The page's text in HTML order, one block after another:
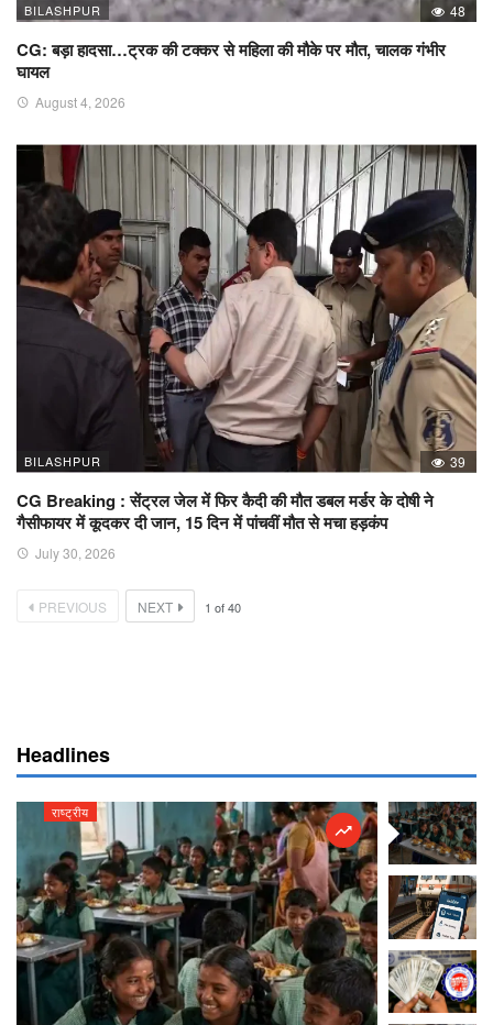
BILASHPUR 48
CG: बड़ा हादसा…ट्रक की टक्कर से महिला की मौके पर मौत, चालक गंभीर
घायल
August 4, 2026
BILASHPUR 39
CG Breaking : सेंट्रल जेल में फिर कैदी की मौत डबल मर्डर के दोषी ने
गैसीफायर में कूदकर दी जान, 15 दिन में पांचवीं मौत से मचा हड़कंप
July 30, 2026
PREVIOUS NEXT 1 of40
Headlines
राष्ट्रीय राष्ट्रीय